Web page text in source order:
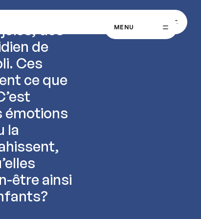
MENU
des
de
Ces
ce que
émotions
la
être ainsi